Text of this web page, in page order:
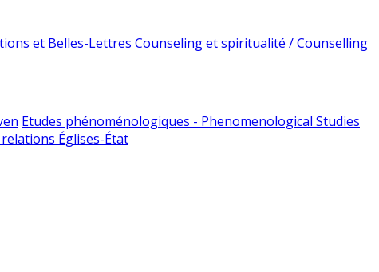
et Belles-Lettres Counseling et spiritualité / Counselling
Etudes phénoménologiques - Phenomenological Studies
Églises-État